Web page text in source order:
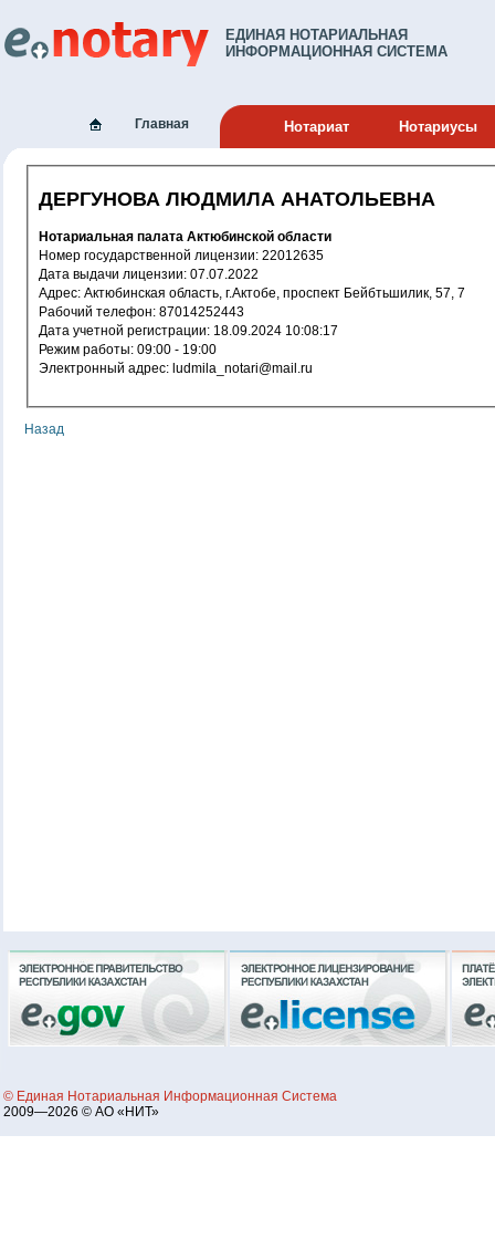
ЕДИНАЯ НОТАРИАЛЬНАЯ
ИНФОРМАЦИОННАЯ СИСТЕМА
Главная Нотариат Нотариусы
ДЕРГУНОВА ЛЮДМИЛА АНАТОЛЬЕВНА
Нотариальная палата Актюбинской области
Номер государственной лицензии: 22012635
Дата выдачи лицензии: 07.07.2022
Адрес: Актюбинская область, г.Актобе, проспект Бейбтьшилик, 57, 7
Рабочий телефон: 87014252443
Дата учетной регистрации: 18.09.2024 10:08:17
Режим работы: 09:00 - 19:00
Электронный адрес: ludmila_notari@mail.ru
Назад
© Единая Нотариальная Информационная Система
2009—2026 © АО «НИТ»